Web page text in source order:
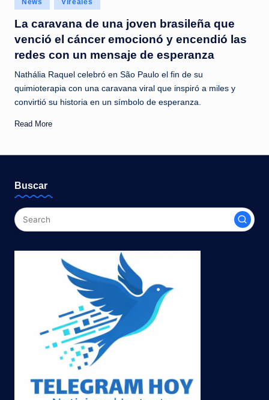
c
i
a
a
l
i
t
a
n
in
News Vireales
La caravana de una joven brasileña que
venció el cáncer emocionó y encendió las
redes con un mensaje de esperanza
Nathália Raquel celebró en São Paulo el fin de su
quimioterapia con una caravana viral que inspiró a miles y
convirtió su historia en un símbolo de esperanza.
Read More
Buscar